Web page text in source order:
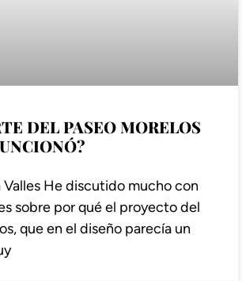
DEL PASEO MORELOS
Valles He discutido mucho con
sobre por qué el proyecto del
que en el diseño parecía un